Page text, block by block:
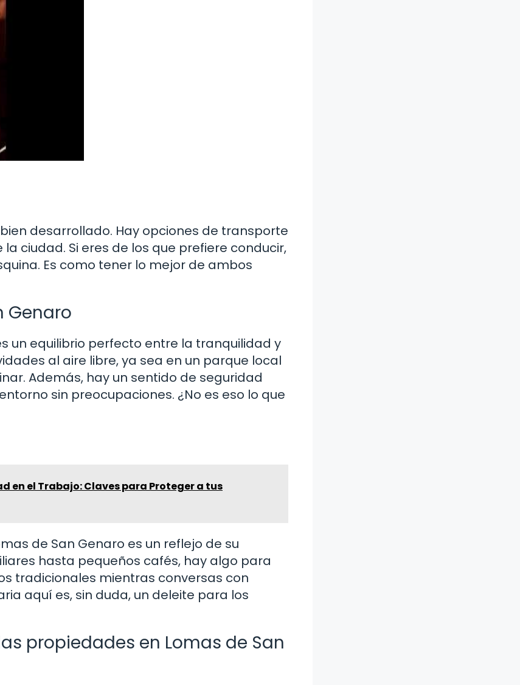
desarrollado. Hay opciones de transporte
ciudad. Si eres de los que prefiere conducir,
Es como tener lo mejor de ambos
Genaro
un equilibrio perfecto entre la tranquilidad y
al aire libre, ya sea en un parque local
Además, hay un sentido de seguridad
sin preocupaciones. ¿No es eso lo que
en el Trabajo: Claves para Proteger a tus
de San Genaro es un reflejo de su
hasta pequeños cafés, hay algo para
tradicionales mientras conversas con
aquí es, sin duda, un deleite para los
propiedades en Lomas de San